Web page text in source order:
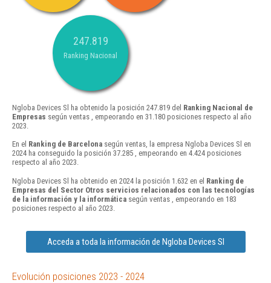
247.819
Ranking Nacional
Ngloba Devices Sl ha obtenido la posición 247.819 del Ranking Nacional de
Empresas según ventas , empeorando en 31.180 posiciones respecto al año
2023.
En el Ranking de Barcelona según ventas, la empresa Ngloba Devices Sl en
2024 ha conseguido la posición 37.285 , empeorando en 4.424 posiciones
respecto al año 2023.
Ngloba Devices Sl ha obtenido en 2024 la posición 1.632 en el Ranking de
Empresas del Sector Otros servicios relacionados con las tecnologías
de la información y la informática según ventas , empeorando en 183
posiciones respecto al año 2023.
Acceda a toda la información de Ngloba Devices Sl
Evolución posiciones 2023 - 2024